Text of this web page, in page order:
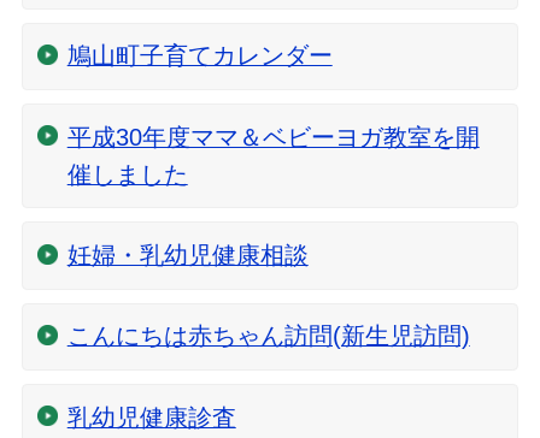
鳩山町子育てカレンダー
平成30年度ママ＆ベビーヨガ教室を開
催しました
妊婦・乳幼児健康相談
こんにちは赤ちゃん訪問(新生児訪問)
乳幼児健康診査